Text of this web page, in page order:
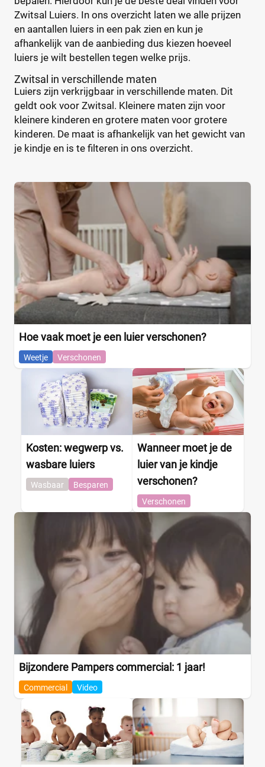
Zwitsal Luiers. In ons overzicht laten we alle prijzen
en aantallen luiers in een pak zien en kun je
afhankelijk van de aanbieding dus kiezen hoeveel
luiers je wilt bestellen tegen welke prijs.
Zwitsal in verschillende maten
Luiers zijn verkrijgbaar in verschillende maten. Dit
geldt ook voor Zwitsal. Kleinere maten zijn voor
kleinere kinderen en grotere maten voor grotere
kinderen. De maat is afhankelijk van het gewicht van
je kindje en is te filteren in ons overzicht.
Hoe vaak moet je een luier verschonen?
Weetje Verschonen
Kosten: wegwerp vs.
wasbare luiers
Wasbaar Besparen
Wanneer moet je de
luier van je kindje
verschonen?
Verschonen
Bijzondere Pampers commercial: 1 jaar!
Commercial Video